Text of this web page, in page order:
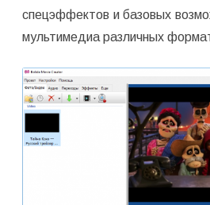
спецэффектов и базовых
мультимедиа различных